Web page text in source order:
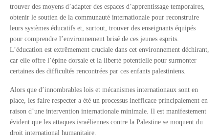
trouver des moyens d’adapter des espaces d’apprentissage temporaires,
obtenir le soutien de la communauté internationale pour reconstruire
leurs systèmes éducatifs et, surtout, trouver des enseignants équipés
pour comprendre l’environnement brisé de ces jeunes esprits.
L’éducation est extrêmement cruciale dans cet environnement déchirant,
car elle offre l’épine dorsale et la liberté potentielle pour surmonter
certaines des difficultés rencontrées par ces enfants palestiniens.
Alors que d’innombrables lois et mécanismes internationaux sont en
place, les faire respecter a été un processus inefficace principalement en
raison d’une intervention internationale minimale. Il est manifestement
évident que les attaques israéliennes contre la Palestine se moquent du
droit international humanitaire.